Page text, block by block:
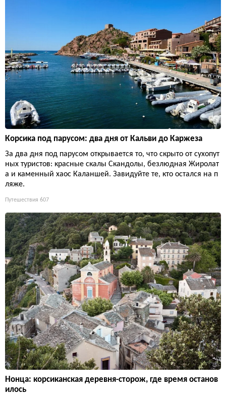
Корсика под парусом: два дня от Кальви до Каржеза
За два дня под парусом открывается то, что скрыто от сухопут
ных туристов: красные скалы Скандолы, безлюдная Жиролат
а и каменный хаос Каланшей. Завидуйте те, кто остался на п
ляже.
Путешествия 607
Нонца: корсиканская деревня-сторож, где время останов
илось